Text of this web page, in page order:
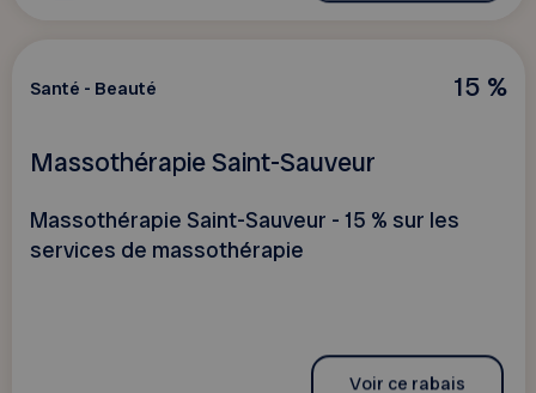
15 %
Santé - Beauté
Massothérapie Saint-Sauveur
Massothérapie Saint-Sauveur - 15 % sur les
services de massothérapie
Voir ce rabais